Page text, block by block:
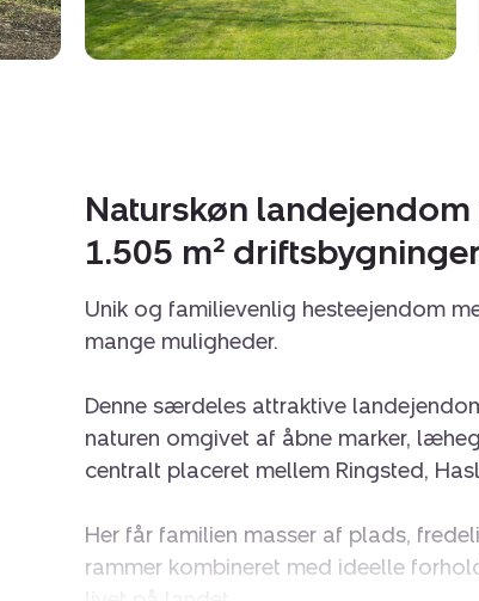
Naturskøn
1.505 m² driftsbygninger
Unik og familievenlig hesteejendom
mange muligheder.
Denne særdeles attraktive
naturen omgivet af åbne marker,
centralt placeret mellem Ringsted,
Her får familien masser af plads,
rammer kombineret med ideelle